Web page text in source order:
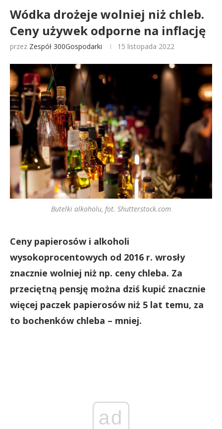
Wódka drożeje wolniej niż chleb.
Ceny używek odporne na inflację
przez Zespół 300Gospodarki 15 listopada 2022
Butelki alkoholu, fot. Shutterstock.com
Ceny papierosów i alkoholi
wysokoprocentowych od 2016 r. wrosły
znacznie wolniej niż np. ceny chleba. Za
przeciętną pensję można dziś kupić znacznie
więcej paczek papierosów niż 5 lat temu, za
to bochenków chleba – mniej.
ad